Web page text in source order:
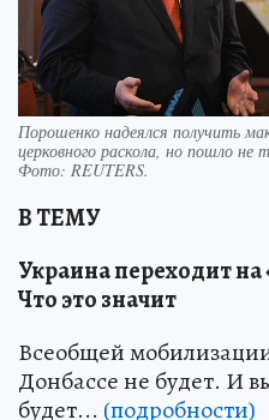
Порошенко надеялся получить
церковного раскола, но пошло не
Фото: REUTERS.
В ТЕМУ
Украина переходит
Что это значит
Всеобщей
Донбассе не будет. И
будет... (подробности)